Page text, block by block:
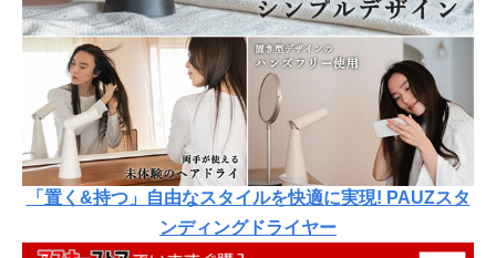
「置く&持つ」自由なスタイルを快適に実現! PAUZスタ
ンディングドライヤー